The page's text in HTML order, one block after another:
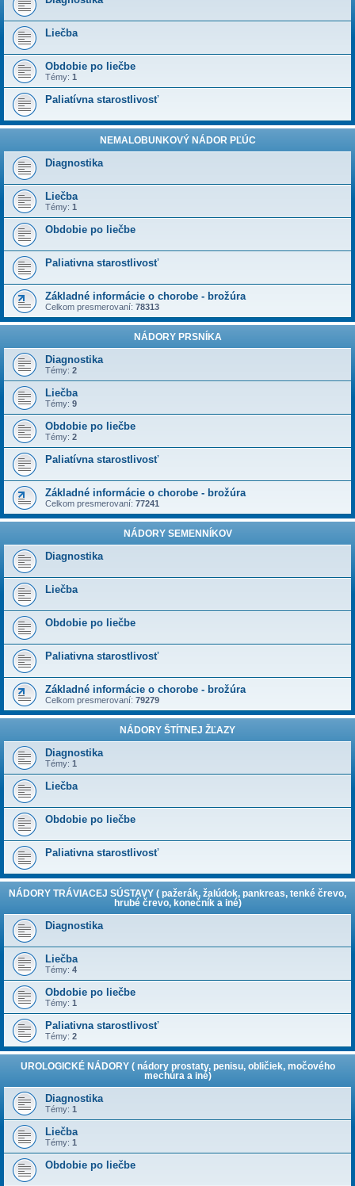
Liečba
Obdobie po liečbe
Témy: 1
Paliatívna starostlivosť
NEMALOBUNKOVÝ NÁDOR PĽÚC
Diagnostika
Liečba
Témy: 1
Obdobie po liečbe
Paliativna starostlivosť
Základné informácie o chorobe - brožúra
Celkom presmerovaní: 78313
NÁDORY PRSNÍKA
Diagnostika
Témy: 2
Liečba
Témy: 9
Obdobie po liečbe
Témy: 2
Paliatívna starostlivosť
Základné informácie o chorobe - brožúra
Celkom presmerovaní: 77241
NÁDORY SEMENNÍKOV
Diagnostika
Liečba
Obdobie po liečbe
Paliativna starostlivosť
Základné informácie o chorobe - brožúra
Celkom presmerovaní: 79279
NÁDORY ŠTÍTNEJ ŽĽAZY
Diagnostika
Témy: 1
Liečba
Obdobie po liečbe
Paliativna starostlivosť
NÁDORY TRÁVIACEJ SÚSTAVY ( pažerák, žalúdok, pankreas, tenké črevo,
hrubé črevo, konečník a iné)
Diagnostika
Liečba
Témy: 4
Obdobie po liečbe
Témy: 1
Paliativna starostlivosť
Témy: 2
UROLOGICKÉ NÁDORY ( nádory prostaty, penisu, obličiek, močového
mechúra a iné)
Diagnostika
Témy: 1
Liečba
Témy: 1
Obdobie po liečbe